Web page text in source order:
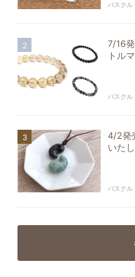
パスクル
7/16
トル
パスクル
4/2発
いた
パスクル